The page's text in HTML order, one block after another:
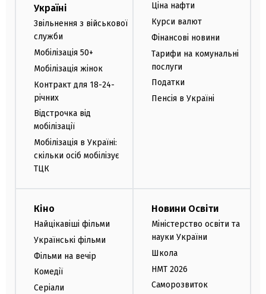
Україні
Звільнення з військової
служби
Мобілізація 50+
Мобілізація жінок
Контракт для 18-24-
річних
Відстрочка від
мобілізації
Мобілізація в Україні:
скільки осіб мобілізує
ТЦК
Ціна нафти
Курси валют
Фінансові новини
Тарифи на комунальні
послуги
Податки
Пенсія в Україні
Кіно
Найцікавіші фільми
Українські фільми
Фільми на вечір
Комедії
Серіали
Новини Освіти
Міністерство освіти та
науки України
Школа
НМТ 2026
Саморозвиток